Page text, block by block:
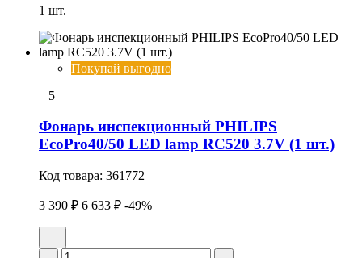
1 шт.
Покупай выгодно
5
Фонарь инспекционный PHILIPS
EcoPro40/50 LED lamp RC520 3.7V (1 шт.)
Код товара: 361772
3 390 ₽ 6 633 ₽ -49%